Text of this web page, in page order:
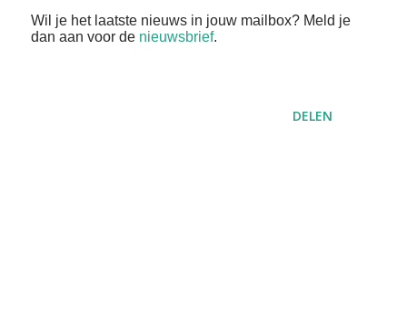
Wil je het laatste nieuws in jouw mailbox? Meld je
dan aan voor de nieuwsbrief.
DELEN